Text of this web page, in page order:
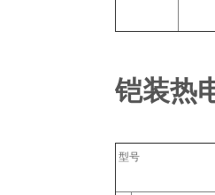
铠装热
型号